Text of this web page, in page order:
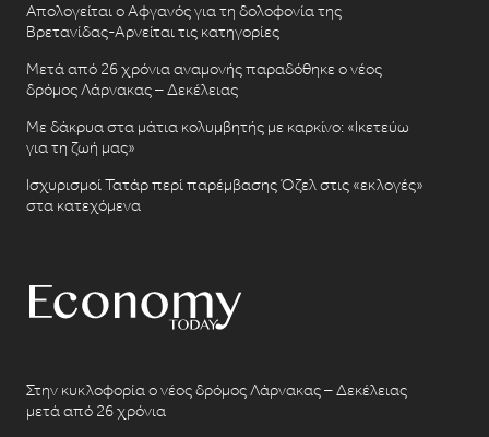
Απολογείται ο Αφγανός για τη δολοφονία της
Βρετανίδας-Αρνείται τις κατηγορίες
Μετά από 26 χρόνια αναμονής παραδόθηκε ο νέος
δρόμος Λάρνακας – Δεκέλειας
Με δάκρυα στα μάτια κολυμβητής με καρκίνο: «Ικετεύω
για τη ζωή μας»
Ισχυρισμοί Τατάρ περί παρέμβασης Όζελ στις «εκλογές»
στα κατεχόμενα
Στην κυκλοφορία ο νέος δρόμος Λάρνακας – Δεκέλειας
μετά από 26 χρόνια